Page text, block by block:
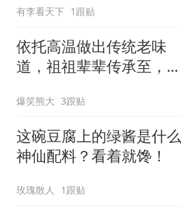
有李看天下 1跟贴
依托高温做出传统老味
道，祖祖辈辈传承至，今
爆笑熊大 3跟贴
这碗豆腐上的绿酱是什么
神仙配料？看着就馋！
玫瑰散人 1跟贴